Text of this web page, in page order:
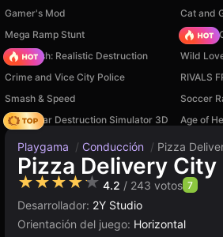
Gamer's Mod
Cat and
Mega Ramp Stunt
Piece of
Car Crush: Realistic Destruction
Wild
Crime and Vice City Police
RIVALS
Smash & Speed
Soccer
Online Car Destruction Simulator 3D
Age of
Playgama / Conducción / Pizza
Pizza Delivery
★★★★★ 4.2 / 243 votos 7
Desarrollador: 2Y Studio
Orientación del juego: Horizontal